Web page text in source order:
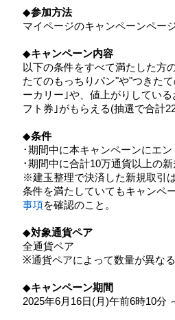
◆参加方法
マイページのキャンペーンペー
◆キャンペーン内容
以下の条件をすべて満たした方
たてのもっちりパン"や"つきた
ーカリー｣や、値上がりしてい
フト券｣がもらえる(抽選で合計
◆条件
･期間中に本キャンペーンにエン
･期間中に合計10万通貨以上の
※建玉整理で決済した新規取引
条件を満たしていてもキャンペ
事項を確認のこと。
◆対象通貨ペア
全通貨ペア
※通貨ペアによって数量が異なる
◆キャンペーン期間
2025年6月16日(月)午前6時10分